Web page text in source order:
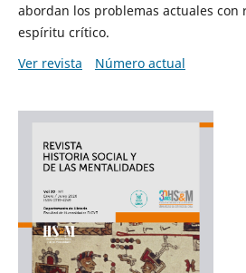
abordan los problemas actuales con
espíritu crítico.
Ver revista
Número actual